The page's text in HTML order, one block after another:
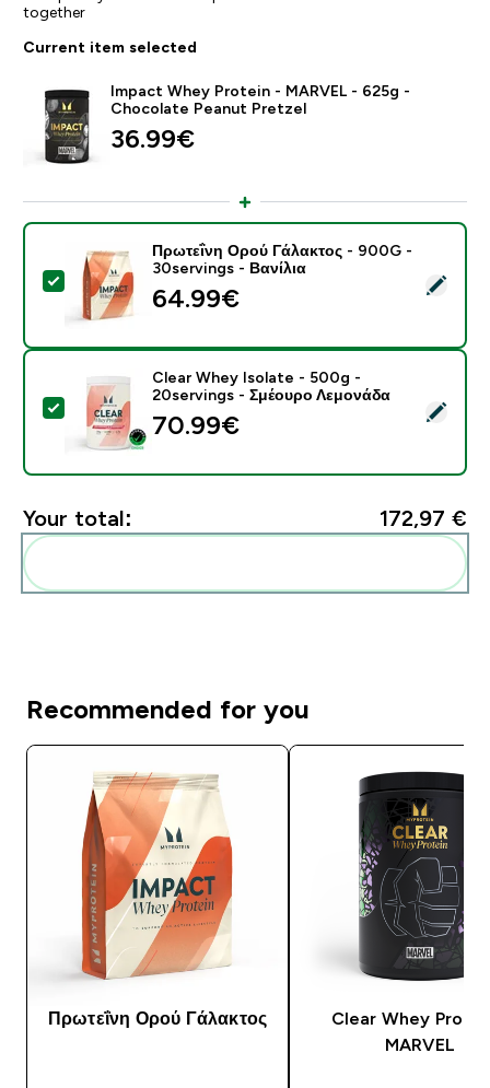
together
Current item selected
Impact Whey Protein - MARVEL - 625g -
Chocolate Peanut Pretzel
36.99€‎
Select this product - Πρωτεΐνη Ορού Γάλακτος -
Πρωτεΐνη Ορού Γάλακτος - 900G -
30servings - Βανίλια
64.99€‎
Select this product - Clear Whey Isolate - 500g -
Clear Whey Isolate - 500g -
20servings - Σμέουρο Λεμονάδα
70.99€‎
Your total: 172,97 €‎
Recommended for you
Πρωτεΐνη Ορού Γάλακτος
Clear Whey
MARVEL